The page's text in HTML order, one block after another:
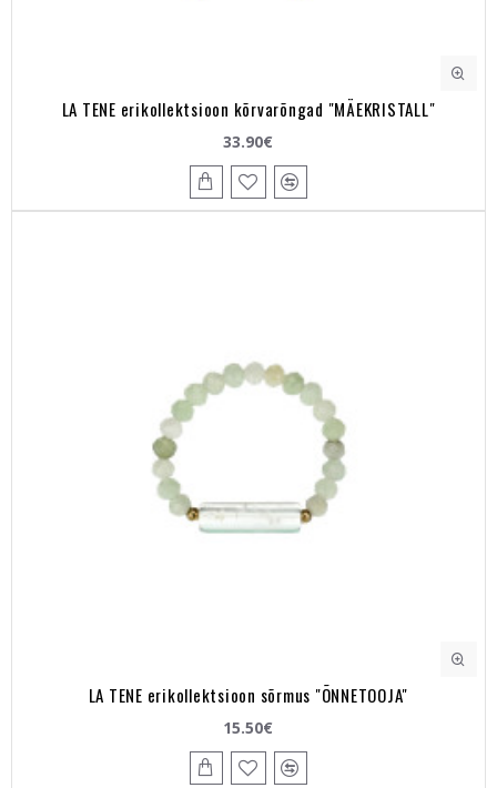
LA TENE erikollektsioon kõrvarõngad "MÄEKRISTALL"
33.90€
LA TENE erikollektsioon sõrmus "ÕNNETOOJA"
15.50€